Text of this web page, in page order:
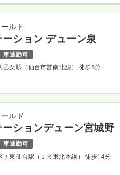
ルド
ション デューン泉
車通勤可
乙女駅（仙台市営南北線） 徒歩8分
ルド
ションデューン宮城野
車通勤可
/ 東仙台駅（ＪＲ東北本線） 徒歩14分